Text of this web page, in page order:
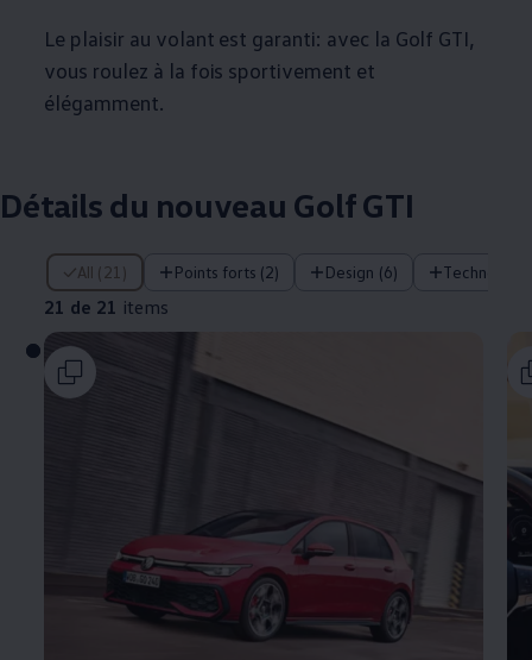
Le plaisir au volant est garanti: avec la Golf GTI,
vous roulez à la fois sportivement et
élégamment.
Détails du nouveau Golf GTI
All (21) Points forts (2) Design (6)
21 de 21 items
21 de 21 items